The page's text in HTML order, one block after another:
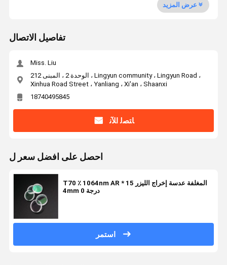
عرض المزيد
تفاصيل الاتصال
Miss. Liu
الوحدة 2 ، المبنى 212 ، Lingyun community ، Lingyun Road ،
Xinhua Road Street ، Yanliang ، Xi'an ، Shaanxi
18740495845
ﺎﺘﺼﻟ ﺍﻶﻧ
احصل على افضل سعر ل
T70 ٪ 1064nm AR المغلفة عدسة إخراج الليزر 15 *
4mm 0 درجة
استمر